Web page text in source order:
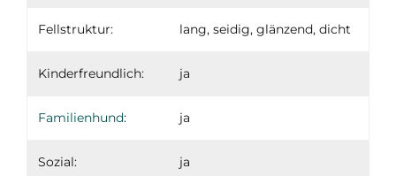
Fellstruktur: lang, seidig, glänzend, dicht
Kinderfreundlich: ja
Familienhund: ja
Sozial: ja